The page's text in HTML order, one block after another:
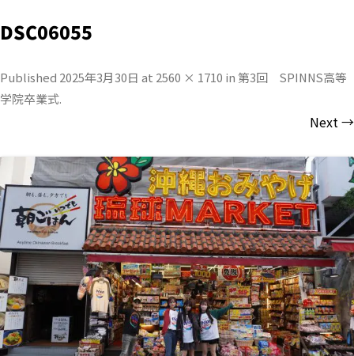
DSC06055
Published 2025年3月30日 at 2560 × 1710 in 第3回 SPINNS高等
学院卒業式.
Next →